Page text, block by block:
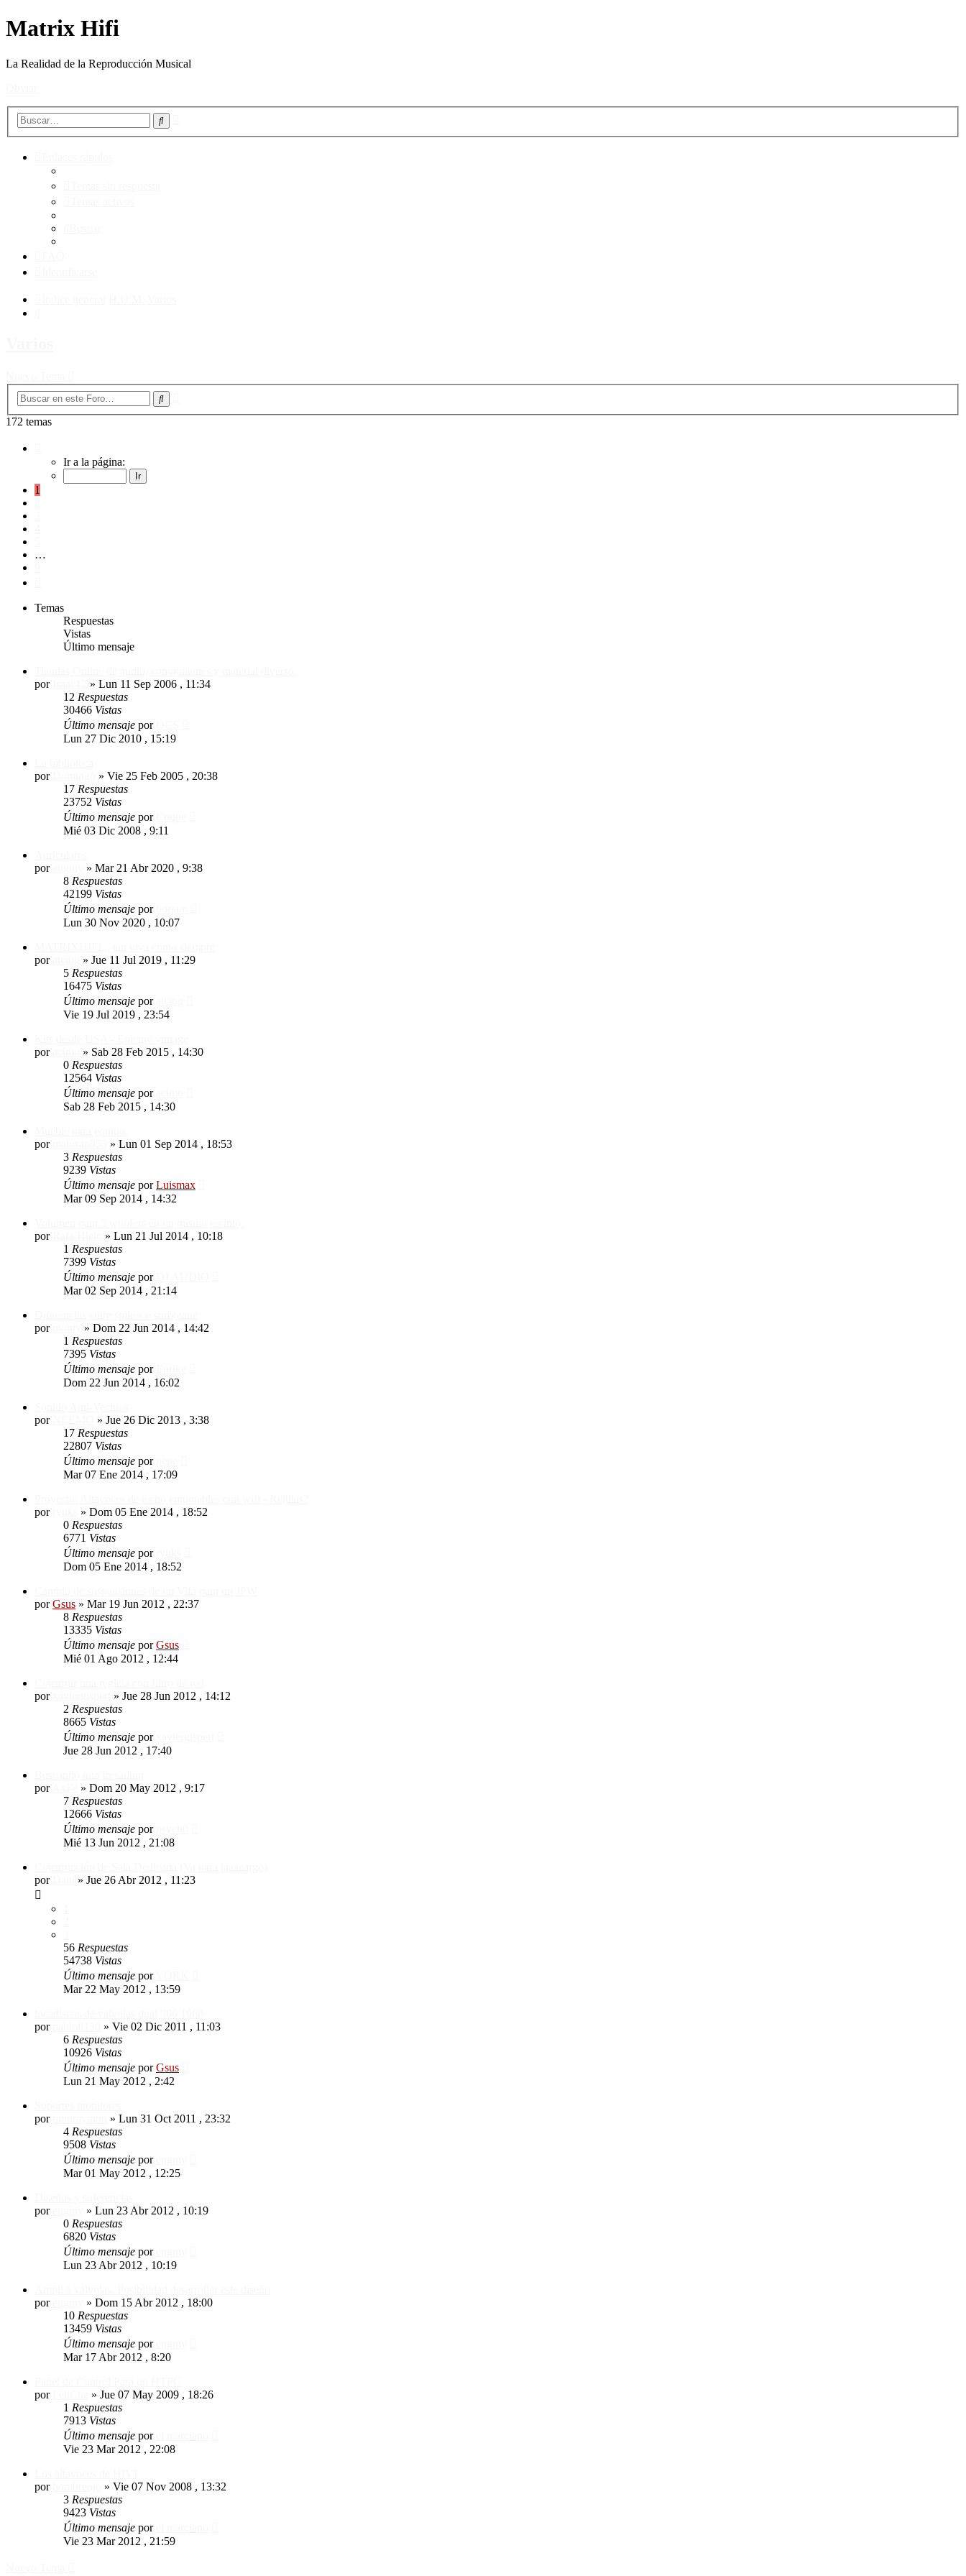
Matrix Hifi
La Realidad de la Reproducción Musical
Buscar
Buscar
172 temas
Ir a la página:
1
…
Temas
Respuestas
Vistas
Último mensaje
por
» Lun 11 Sep 2006 , 11:34
12 Respuestas
30466 Vistas
Último mensaje por
Lun 27 Dic 2010 , 15:19
por
» Vie 25 Feb 2005 , 20:38
17 Respuestas
23752 Vistas
Último mensaje por
Mié 03 Dic 2008 , 9:11
por
» Mar 21 Abr 2020 , 9:38
8 Respuestas
42199 Vistas
Último mensaje por
Lun 30 Nov 2020 , 10:07
por
» Jue 11 Jul 2019 , 11:29
5 Respuestas
16475 Vistas
Último mensaje por
Vie 19 Jul 2019 , 23:54
por
» Sab 28 Feb 2015 , 14:30
0 Respuestas
12564 Vistas
Último mensaje por
Sab 28 Feb 2015 , 14:30
por
» Lun 01 Sep 2014 , 18:53
3 Respuestas
9239 Vistas
Último mensaje porLuismax
Mar 09 Sep 2014 , 14:32
por
» Lun 21 Jul 2014 , 10:18
1 Respuestas
7399 Vistas
Último mensaje por
Mar 02 Sep 2014 , 21:14
por
» Dom 22 Jun 2014 , 14:42
1 Respuestas
7395 Vistas
Último mensaje por
Dom 22 Jun 2014 , 16:02
por
» Jue 26 Dic 2013 , 3:38
17 Respuestas
22807 Vistas
Último mensaje por
Mar 07 Ene 2014 , 17:09
por
» Dom 05 Ene 2014 , 18:52
0 Respuestas
6771 Vistas
Último mensaje por
Dom 05 Ene 2014 , 18:52
porGsus » Mar 19 Jun 2012 , 22:37
8 Respuestas
13335 Vistas
Último mensaje porGsus
Mié 01 Ago 2012 , 12:44
por
» Jue 28 Jun 2012 , 14:12
2 Respuestas
8665 Vistas
Último mensaje por
Jue 28 Jun 2012 , 17:40
por
» Dom 20 May 2012 , 9:17
7 Respuestas
12666 Vistas
Último mensaje por
Mié 13 Jun 2012 , 21:08
por
» Jue 26 Abr 2012 , 11:23
56 Respuestas
54738 Vistas
Último mensaje por
Mar 22 May 2012 , 13:59
por
» Vie 02 Dic 2011 , 11:03
6 Respuestas
10926 Vistas
Último mensaje porGsus
Lun 21 May 2012 , 2:42
por
» Lun 31 Oct 2011 , 23:32
4 Respuestas
9508 Vistas
Último mensaje por
Mar 01 May 2012 , 12:25
por
» Lun 23 Abr 2012 , 10:19
0 Respuestas
6820 Vistas
Último mensaje por
Lun 23 Abr 2012 , 10:19
por
» Dom 15 Abr 2012 , 18:00
10 Respuestas
13459 Vistas
Último mensaje por
Mar 17 Abr 2012 , 8:20
por
» Jue 07 May 2009 , 18:26
1 Respuestas
7913 Vistas
Último mensaje por
Vie 23 Mar 2012 , 22:08
por
» Vie 07 Nov 2008 , 13:32
3 Respuestas
9423 Vistas
Último mensaje por
Vie 23 Mar 2012 , 21:59